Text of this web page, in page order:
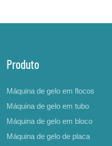
Produto
Máquina de gelo em flocos
Máquina de gelo em tubo
Máquina de gelo em bloco
Máquina de gelo de placa